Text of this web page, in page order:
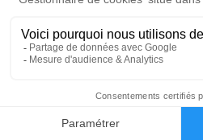
Faire-part
Cérémonie religieuse
Église Saint-Mitre
Coeur) de Marseille